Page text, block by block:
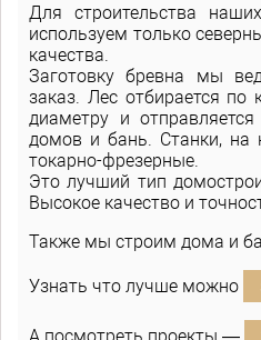
Для строительства
используем только
качества.
Заготовку бревна мы
заказ. Лес отбирается по
диаметру и
домов и бань. Станки, на
токарно-фрезерные.
Это лучший тип
Высокое качество и
Также мы строим дома и
Узнать что лучше можно